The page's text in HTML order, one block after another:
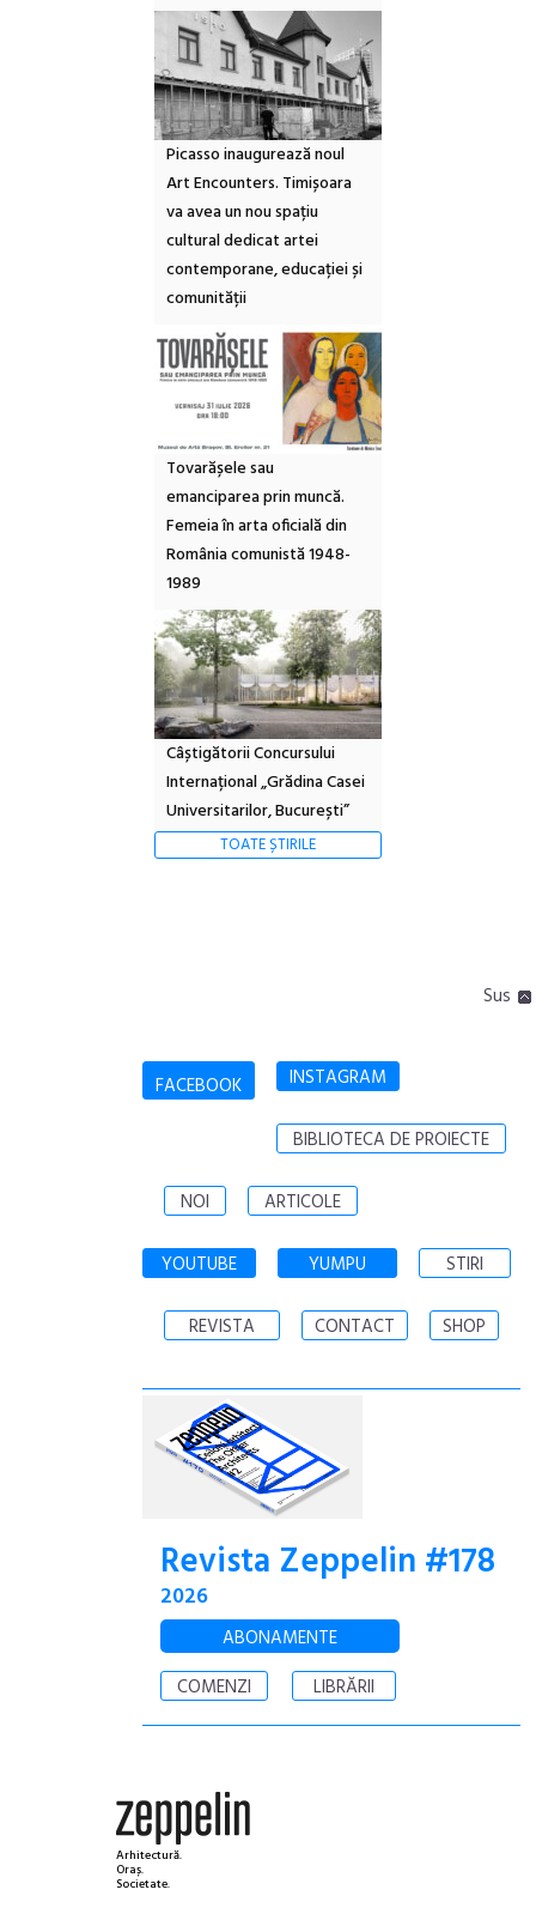
Picasso inaugurează noul
Art Encounters. Timișoara
va avea un nou spațiu
cultural dedicat artei
contemporane, educației și
comunității
Tovarășele sau
emanciparea prin muncă.
Femeia în arta oficială din
România comunistă 1948-
1989
Câștigătorii Concursului
Internațional „Grădina Casei
Universitarilor, București”
TOATE ȘTIRILE
Sus
FACEBOOK INSTAGRAM
BIBLIOTECA DE PROIECTE
NOI ARTICOLE
YOUTUBE YUMPU STIRI
REVISTA CONTACT SHOP
Revista Zeppelin #178
2026
ABONAMENTE
COMENZI
LIBRĂRII
Arhitectură.
Oraș.
Societate.